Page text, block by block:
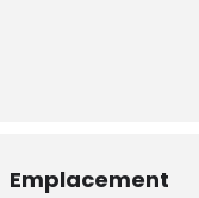
Emplacement